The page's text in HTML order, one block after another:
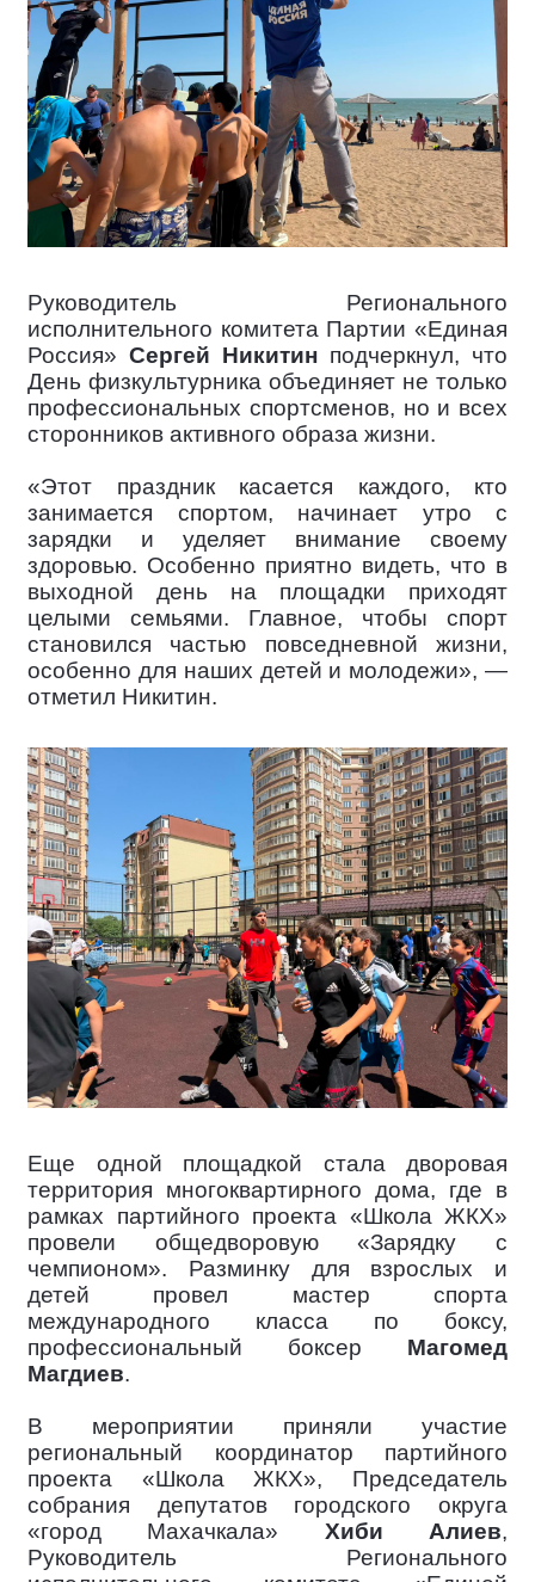
Руководитель Регионального
исполнительного комитета Партии «Единая
Россия» Сергей Никитин подчеркнул, что
День физкультурника объединяет не только
профессиональных спортсменов, но и всех
сторонников активного образа жизни.
«Этот праздник касается каждого, кто
занимается спортом, начинает утро с
зарядки и уделяет внимание своему
здоровью. Особенно приятно видеть, что в
выходной день на площадки приходят
целыми семьями. Главное, чтобы спорт
становился частью повседневной жизни,
особенно для наших детей и молодежи», —
отметил Никитин.
Еще одной площадкой стала дворовая
территория многоквартирного дома, где в
рамках партийного проекта «Школа ЖКХ»
провели общедворовую «Зарядку с
чемпионом». Разминку для взрослых и
детей провел мастер спорта
международного класса по боксу,
профессиональный боксер Магомед
Магдиев.
В мероприятии приняли участие
региональный координатор партийного
проекта «Школа ЖКХ», Председатель
собрания депутатов городского округа
«город Махачкала» Хиби Алиев,
Руководитель Регионального